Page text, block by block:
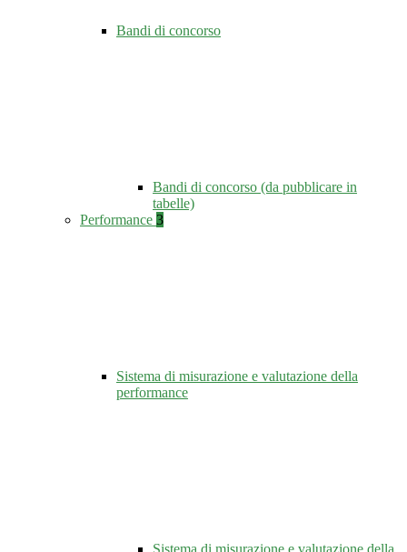
Bandi di concorso
Bandi di concorso (da pubblicare in
tabelle)
Performance 3
Sistema di misurazione e valutazione della
performance